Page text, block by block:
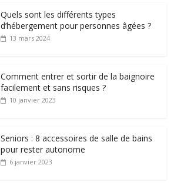
Quels sont les différents types
d’hébergement pour personnes âgées ?
13 mars 2024
Comment entrer et sortir de la baignoire
facilement et sans risques ?
10 janvier 2023
Seniors : 8 accessoires de salle de bains
pour rester autonome
6 janvier 2023